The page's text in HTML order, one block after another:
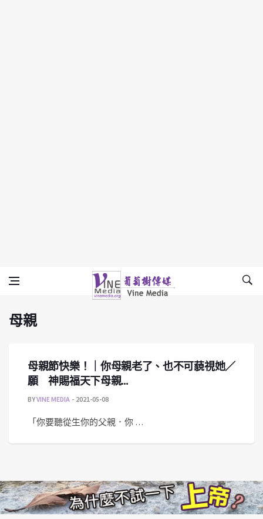
母親
Vine Media
葡萄樹傳媒
母親
母親節快樂！｜你母親老了、也不可藐視她／
願 神賜福天下母親…
BYVINE MEDIA 2021-05-08
「你要聽從生你的父親．你 …